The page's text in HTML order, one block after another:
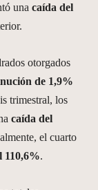
una caída del
otorgados
de 1,9%
trimestral, los
caída del
el cuarto
110,6%.